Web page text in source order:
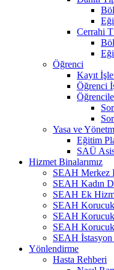
Cerrahi
Öğrenci
Kayıt
Öğrenci
Yasa ve
Eğitim
SAÜ
Hizmet Binalarımız
SEAH Merkez
SEAH Kadın
SEAH Ek
SEAH
SEAH
SEAH
SEAH
Yönlendirme
Hasta Rehberi